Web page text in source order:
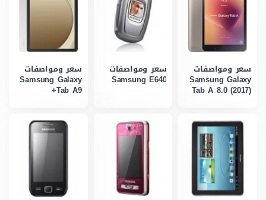
سعر ومواصفات
Samsung Galaxy
Tab A 8.0 (2017)
سعر ومواصفات
Samsung E640
سعر ومواصفات
Samsung Galaxy
Tab A9+